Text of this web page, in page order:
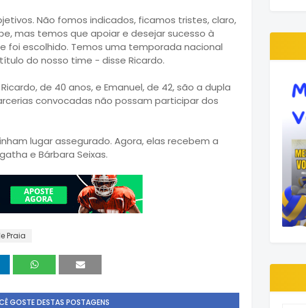
Não fomos indicados, ficamos tristes, claro,
mas temos que apoiar e desejar sucesso à
foi escolhido. Temos uma temporada nacional
do nosso time - disse Ricardo.
de 40 anos, e Emanuel, de 42, são a dupla
convocadas não possam participar dos
lugar assegurado. Agora, elas recebem a
e Bárbara Seixas.
Praia
GOSTE DESTAS POSTAGENS